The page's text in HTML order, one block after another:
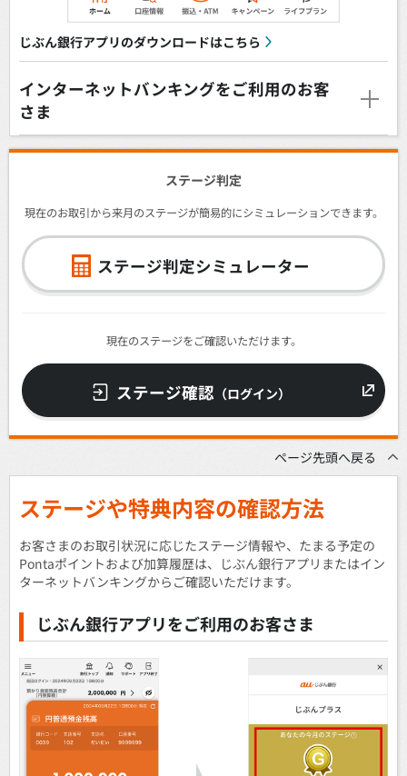
じぶん銀行アプリのダウンロードはこちら
インターネットバンキングをご利用のお客
さま
ステージ判定
現在のお取引から来月のステージが簡易的にシミュレーションできます。
ステージ判定シミュレーター
現在のステージをご確認いただけます。
ステージ確認 （ログイン）
ページ先頭へ戻る
ステージや特典内容の確認方法
お客さまのお取引状況に応じたステージ情報や、たまる予定の
Pontaポイントおよび加算履歴は、じぶん銀行アプリまたはイン
ターネットバンキングからご確認いただけます。
じぶん銀行アプリをご利用のお客さま